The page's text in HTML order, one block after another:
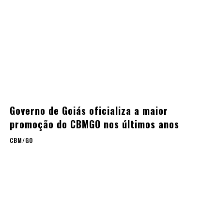
Governo de Goiás oficializa a maior
promoção do CBMGO nos últimos anos
CBM/GO